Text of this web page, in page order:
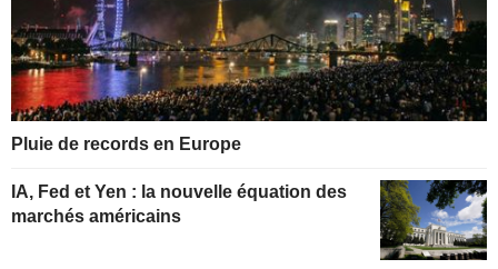
Pluie de records en Europe
IA, Fed et Yen : la nouvelle équation des
marchés américains